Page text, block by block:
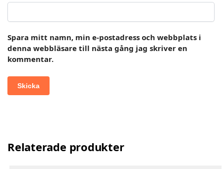
Spara mitt namn, min e-postadress och webbplats i
denna webbläsare till nästa gång jag skriver en
kommentar.
Relaterade produkter